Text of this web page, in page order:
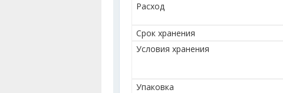
Расход
Срок хранения
Условия хранения
Упаковка